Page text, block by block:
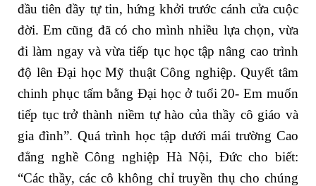
đầu tiên đầy tự tin, hứng khởi trước cánh cửa cuộc
đời. Em cũng đã có cho mình nhiều lựa chọn, vừa
đi làm ngay và vừa tiếp tục học tập nâng cao trình
độ lên Đại học Mỹ thuật Công nghiệp. Quyết tâm
chinh phục tấm bằng Đại học ở tuổi 20- Em muốn
tiếp tục trở thành niềm tự hào của thầy cô giáo và
gia đình”. Quá trình học tập dưới mái trường Cao
đẳng nghề Công nghiệp Hà Nội, Đức cho biết:
“Các thầy, các cô không chỉ truyền thụ cho chúng